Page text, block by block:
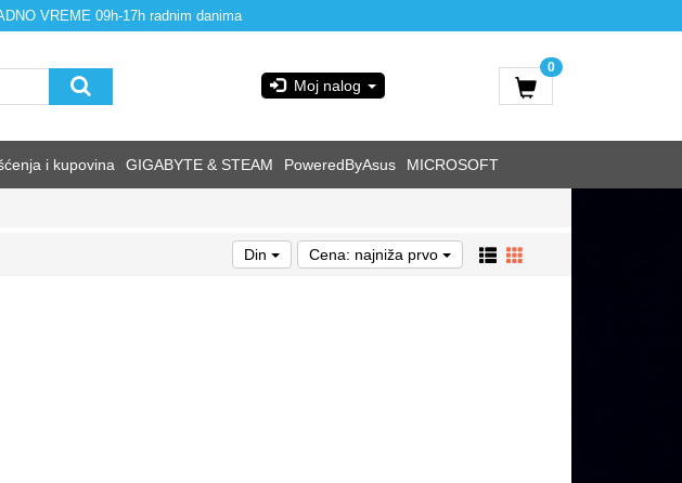
VREME 09h-17h radnim danima
Moj nalog
0
i kupovina GIGABYTE & STEAM PoweredByAsus MICROSOFT
Din Cena: najniža prvo